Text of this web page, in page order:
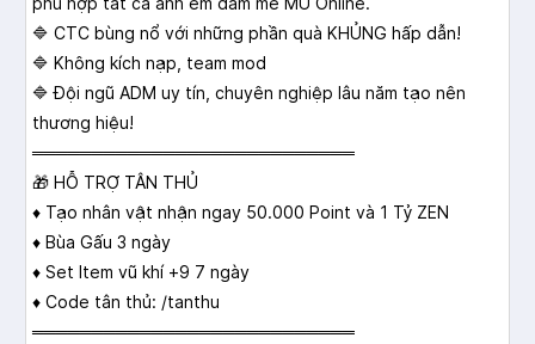
🔷 CTC bùng nổ với những phần quà KHỦNG hấp dẫn!
🔷 Không kích nạp, team mod
🔷 Đội ngũ ADM uy tín, chuyên nghiệp lâu năm tạo nên
thương hiệu!
═══════════════════════════
🎁 HỖ TRỢ TÂN THỦ
♦ Tạo nhân vật nhận ngay 50.000 Point và 1 Tỷ ZEN
♦ Bùa Gấu 3 ngày
♦ Set Item vũ khí +9 7 ngày
♦ Code tân thủ: /tanthu
═══════════════════════════